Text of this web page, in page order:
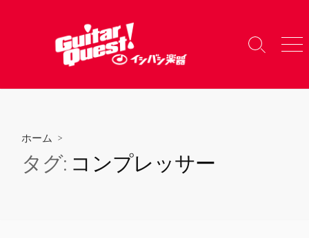
へ
検
り
メ
ー
ホーム >
タグ: コンプレッサー